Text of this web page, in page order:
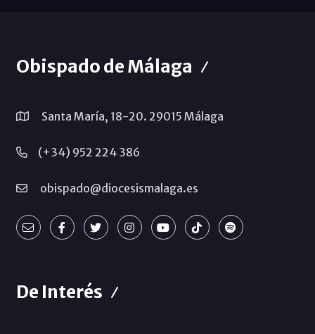
Obispado de Málaga
Santa María, 18-20. 29015 Málaga
(+34) 952 224 386
obispado@diocesismalaga.es
De Interés